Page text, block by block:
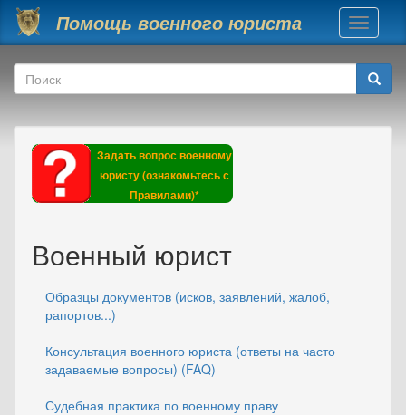
Перейти к основному содержанию
Помощь военного юриста
Toggle
Форма поиска
Поиск
Задать вопрос военному
юристу (ознакомьтесь с
Правилами)*
Военный юрист
Образцы документов (исков, заявлений, жалоб,
рапортов...)
Консультация военного юриста (ответы на часто
задаваемые вопросы) (FAQ)
Судебная практика по военному праву